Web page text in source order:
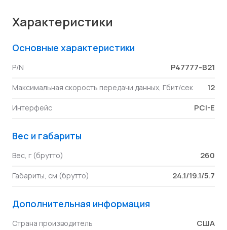
Характеристики
Основные характеристики
P/N P47777-B21
Максимальная скорость передачи данных, Гбит/сек 12
Интерфейс PCI-E
Вес и габариты
Вес, г (брутто) 260
Габариты, см (брутто) 24.1/19.1/5.7
Дополнительная информация
Страна производитель США